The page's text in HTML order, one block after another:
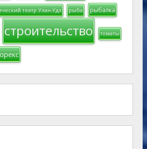
театр Улан-Удэ рыба рыбалка
строительство томаты